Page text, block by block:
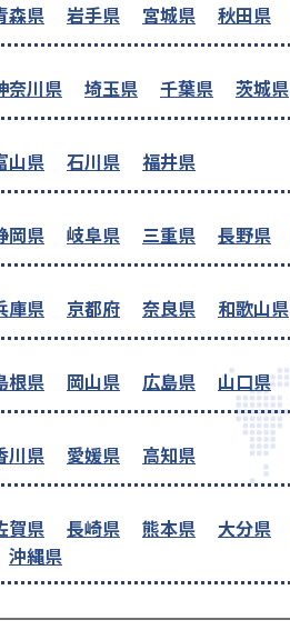
森県 岩手県 宮城県 秋田県
奈川県 埼玉県 千葉県 茨城県
山県 石川県 福井県
岡県 岐阜県 三重県 長野県
庫県 京都府 奈良県 和歌山県
根県 岡山県 広島県 山口県
川県 愛媛県 高知県
賀県 長崎県 熊本県 大分県
沖縄県